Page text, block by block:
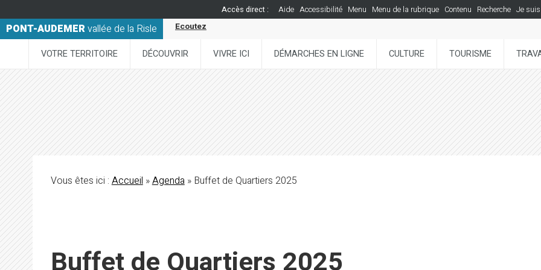
Accès direct : Aide Accessibilité Menu Menu de la rubrique Contenu Recherche Je suis
PONT-AUDEMERvallée de la Risle Ecoutez
VOTRE TERRITOIRE DÉCOUVRIR VIVRE ICI DÉMARCHES EN LIGNE CULTURE TOURISME
Vous êtes ici :Accueil»Agenda» Buffet de Quartiers 2025